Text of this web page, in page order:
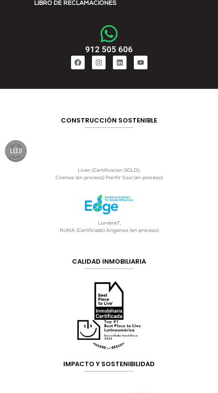
LIBRO DE RECLAMACIONES
912 505 606
CONSTRUCCIÓN SOSTENIBLE
Liven (Certificación GOLD),
Cosmos (en proceso) Pacific Soul (en proceso)
Lumière7,
NUNA (Certificado) Angamos (en proceso)
CALIDAD INMOBILIARIA
IMPACTO Y SOSTENIBILIDAD